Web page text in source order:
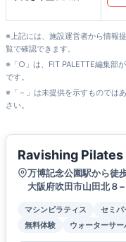
※上記には、施設運営者から情報
覧で確認できます。
※「○」は、FIT PALETTE編集部
です。
※「－」は未提供を示すものでは
さい。
Ravishing
万博記念公園駅から徒
大阪府吹田市山田北８−
マシンピラティス セミパ
無料体験
ウォーターサー